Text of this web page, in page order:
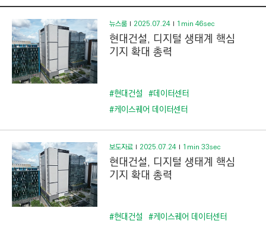
O
N
S
T
R
U
O
N
)
뉴스룸 2025.07.24 1min 46sec
현대건설, 디지털 생태계 핵심
기지 확대 총력
#현대건설 #데이터센터
#케이스퀘어 데이터센터
보도자료 2025.07.24 1min 33sec
현대건설, 디지털 생태계 핵심
기지 확대 총력
#현대건설 #케이스퀘어 데이터센터